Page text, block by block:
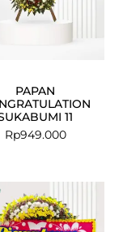
PAPAN
11
Rp949.000